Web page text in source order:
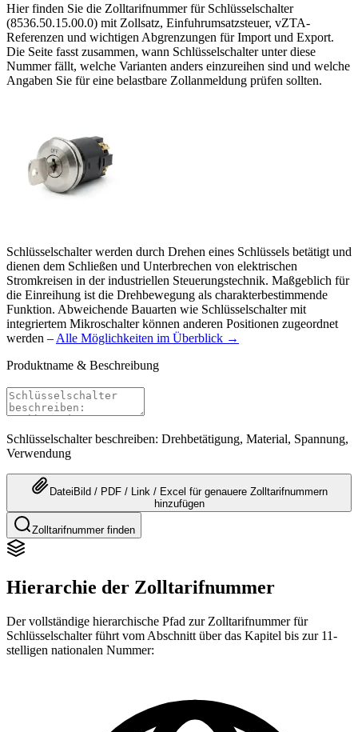
Hier finden Sie die Zolltarifnummer für Schlüsselschalter
(8536.50.15.00.0) mit Zollsatz, Einfuhrumsatzsteuer, vZTA-
Referenzen und wichtigen Abgrenzungen für Import und Export.
Die Seite fasst zusammen, wann Schlüsselschalter unter diese
Nummer fällt, welche Varianten anders einzureihen sind und welche
Angaben Sie für eine belastbare Zollanmeldung prüfen sollten.
Schlüsselschalter werden durch Drehen eines Schlüssels betätigt und
dienen dem Schließen und Unterbrechen von elektrischen
Stromkreisen in der industriellen Steuerungstechnik. Maßgeblich für
die Einreihung ist die Drehbewegung als charakterbestimmende
Funktion. Abweichende Bauarten wie Schlüsselschalter mit
integriertem Mikroschalter können anderen Positionen zugeordnet
werden – Alle Möglichkeiten im Überblick →
Produktname & Beschreibung
Schlüsselschalter beschreiben: Drehbetätigung, Material, Spannung,
Verwendung
Datei Bild / PDF / Link / Excel für genauere Zolltarifnummern
hinzufügen
Zolltarifnummer finden
Hierarchie der Zolltarifnummer
Der vollständige hierarchische Pfad zur Zolltarifnummer für
Schlüsselschalter führt vom Abschnitt über das Kapitel bis zur 11-
stelligen nationalen Nummer: